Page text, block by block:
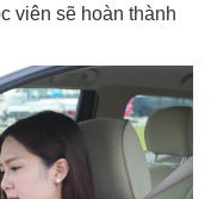
viên sẽ hoàn thành